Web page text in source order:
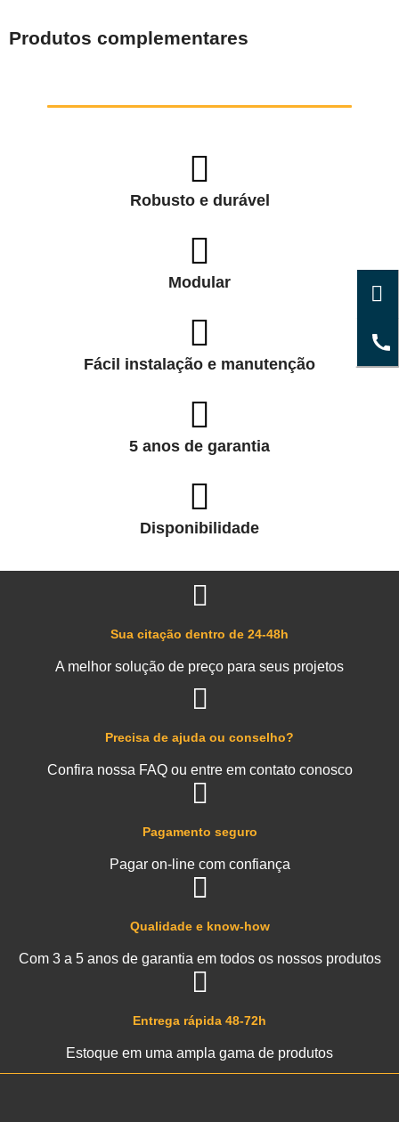
Produtos complementares
Robusto e durável
Modular
Fácil instalação e manutenção
5 anos de garantia
Disponibilidade
Entrega rápida 48-72h
Estoque em uma ampla gama de produtos
Qualidade e know-how
Com 3 a 5 anos de garantia em todos os nossos produtos
Pagamento seguro
Pagar on-line com confiança
Precisa de ajuda ou conselho?
Confira nossa FAQ ou entre em contato conosco
Sua citação dentro de 24-48h
A melhor solução de preço para seus projetos